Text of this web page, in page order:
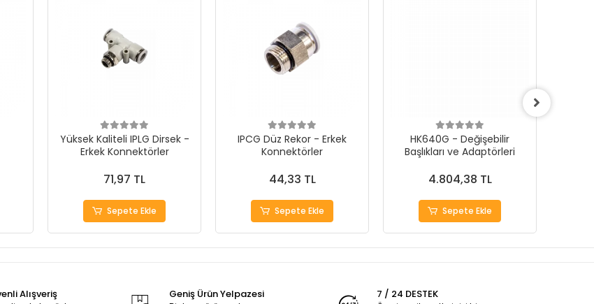
Yüksek Kaliteli IPLG Dirsek -
Erkek Konnektörler
71,97 TL
Sepete Ekle
IPCG Düz Rekor - Erkek
Konnektörler
44,33 TL
Sepete Ekle
HK640G - Değişebilir
Başlıkları ve Adaptörleri
4.804,38 TL
Sepete Ekle
Alışveriş Geniş Ürün Yelpazesi 7 / 24 DESTEK